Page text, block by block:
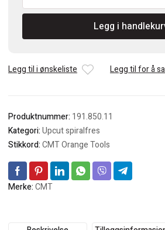
Upcut
S=8mm
Legg i
Legg til i ønskeliste Legg til for å
Produktnummer: 191.850.11
Kategori:Upcut spiralfres
Stikkord:CMT Orange Tools
Merke:CMT